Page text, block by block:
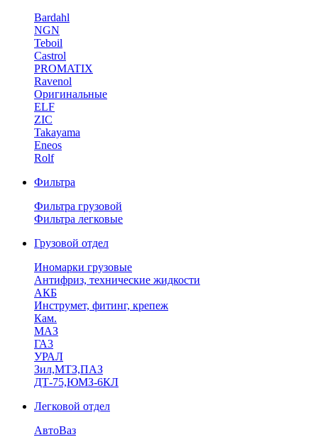
Bardahl
NGN
Teboil
Castrol
PROMATIX
Ravenol
Оригинальные
ELF
ZIC
Takayama
Eneos
Rolf
Фильтра
Фильтра грузовой
Фильтра легковые
Грузовой отдел
Иномарки грузовые
Антифриз, технические жидкости
АКБ
Инструмет, фитинг, крепеж
Кам.
МАЗ
ГА3
УРАЛ
Зил,МТЗ,ПАЗ
ДТ-75,ЮМЗ-6КЛ
Легковой отдел
АвтоВаз